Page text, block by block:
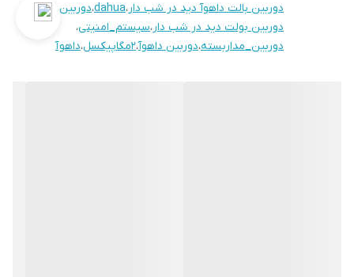
دوربین بالت داهوآ دید در شب دار،dahua،دوربین،
دوربین بولت دید در شب دار،سیستم_امنیتی،
دوربین_مداربسته،دوربین داهوآ،2مگاپیکسل ،داهو آ